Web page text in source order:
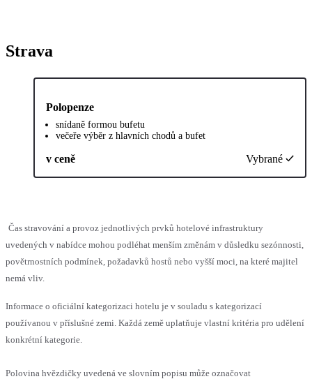
Strava
Polopenze
snídaně formou bufetu
večeře výběr z hlavních chodů a bufet
v ceně Vybrané
Čas stravování a provoz jednotlivých prvků hotelové infrastruktury
uvedených v nabídce mohou podléhat menším změnám v důsledku sezónnosti,
povětrnostních podmínek, požadavků hostů nebo vyšší moci, na které majitel
nemá vliv.
Informace o oficiální kategorizaci hotelu je v souladu s kategorizací
používanou v příslušné zemi. Každá země uplatňuje vlastní kritéria pro udělení
konkrétní kategorie.
Polovina hvězdičky uvedená ve slovním popisu může označovat